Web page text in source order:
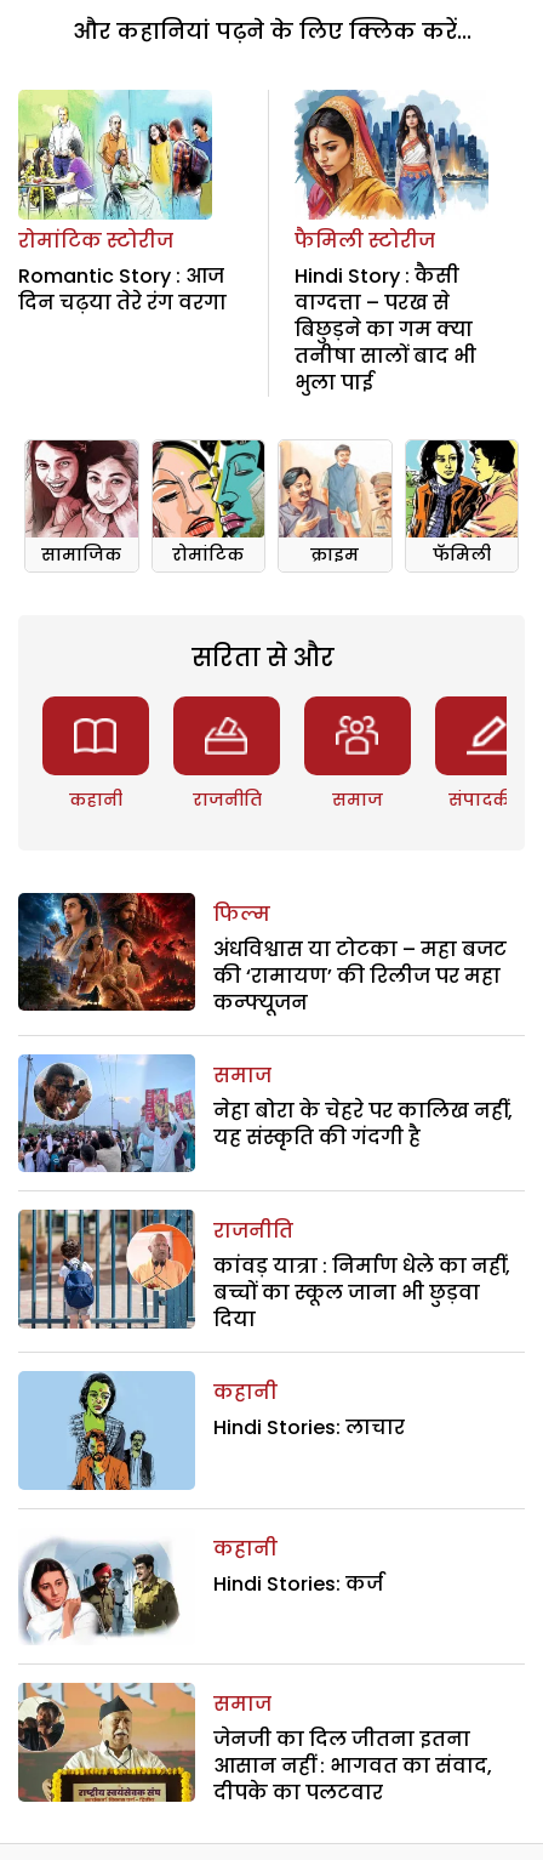
और कहानियां पढ़ने के लिए क्लिक करें...
रोमांटिक स्टोरीज
Romantic Story : आज
दिन चढ़या तेरे रंग वरगा
फैमिली स्टोरीज
Hindi Story : कैसी
वाग्दत्ता – परख से
बिछुड़ने का गम क्या
तनीषा सालों बाद भी
भुला पाई
सामाजिक रोमांटिक क्राइम फॅमिली
सरिता से और
कहानी राजनीति समाज संपादकीय
फिल्म
अंधविश्वास या टोटका – महा बजट
की ‘रामायण’ की रिलीज पर महा
कन्फ्यूजन
समाज
नेहा बोरा के चेहरे पर कालिख नहीं,
यह संस्कृति की गंदगी है
राजनीति
कांवड़ यात्रा : निर्माण धेले का नहीं,
बच्चों का स्कूल जाना भी छुड़वा
दिया
कहानी
Hindi Stories: लाचार
कहानी
Hindi Stories: कर्ज
समाज
जेनजी का दिल जीतना इतना
आसान नहीं : भागवत का संवाद,
दीपके का पलटवार